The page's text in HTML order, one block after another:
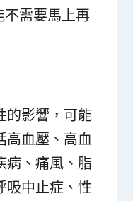
需要馬上再
的影響，可能
高血壓、高血
病、痛風、脂
吸中止症、性